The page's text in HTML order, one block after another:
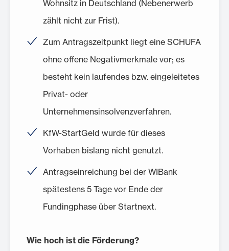
Wohnsitz in Deutschland (Nebenerwerb
zählt nicht zur Frist).
Zum Antragszeitpunkt liegt eine SCHUFA
ohne offene Negativmerkmale vor; es
besteht kein laufendes bzw. eingeleitetes
Privat- oder
Unternehmensinsolvenzverfahren.
KfW-StartGeld wurde für dieses
Vorhaben bislang nicht genutzt.
Antragseinreichung bei der WIBank
spätestens 5 Tage vor Ende der
Fundingphase über Startnext.
Wie hoch ist die Förderung?